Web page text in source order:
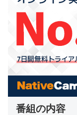
番組の内容